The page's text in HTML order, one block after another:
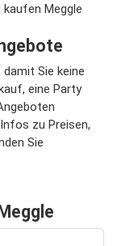
kaufen Meggle
Sie keine
eine Party
zu Preisen,
Sie